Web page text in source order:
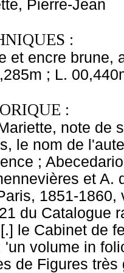
Pierre-Jean
:
et encre brune,
; L.
:
note de
le nom de
;
et A.
1851-1860,
du Catalogue
le Cabinet de
'un volume in
de Figures